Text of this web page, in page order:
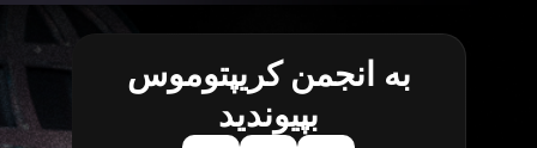
به انجمن کریپتوموس
بپیوندید